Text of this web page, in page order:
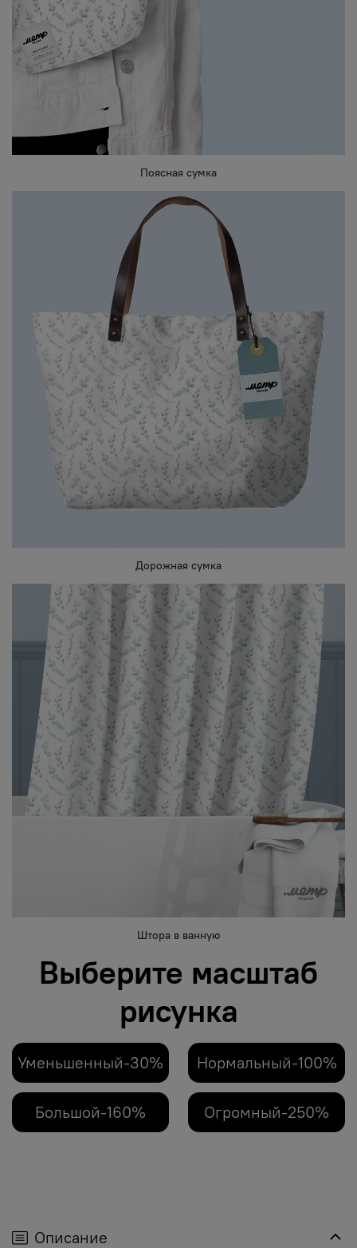
Поясная сумка
Дорожная сумка
Штора в ванную
Выберите масштаб
рисунка
Уменьшенный-30% Нормальный-100%
Большой-160% Огромный-250%
Описание